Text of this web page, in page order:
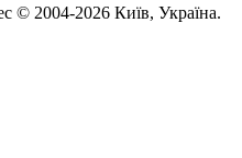
© 2004-2026 Київ, Україна.